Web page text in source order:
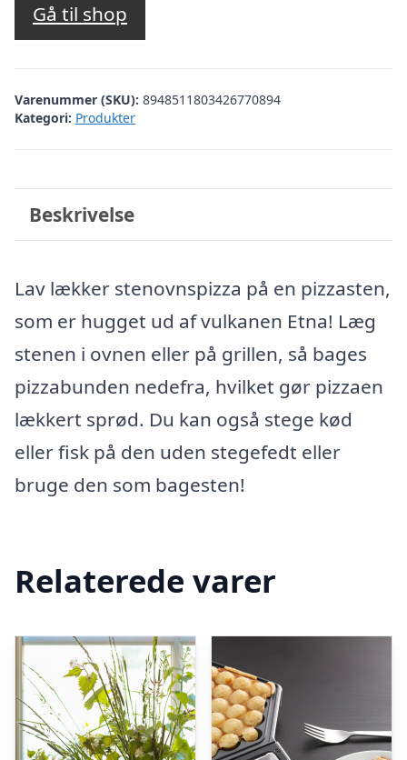
Gå til shop
Varenummer (SKU): 8948511803426770894
Kategori: Produkter
Beskrivelse
Lav lækker stenovnspizza på en pizzasten,
som er hugget ud af vulkanen Etna! Læg
stenen i ovnen eller på grillen, så bages
pizzabunden nedefra, hvilket gør pizzaen
lækkert sprød. Du kan også stege kød
eller fisk på den uden stegefedt eller
bruge den som bagesten!
Relaterede varer